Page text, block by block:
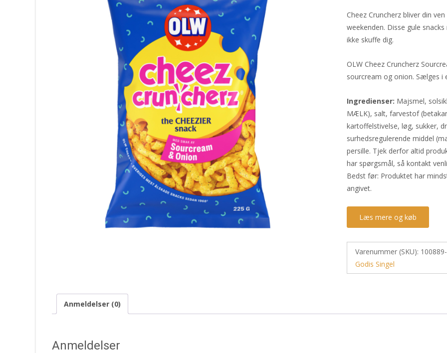
Cheez Cruncherz bliver din
weekenden. Disse gule
ikke skuffe dig.
OLW Cheez Cruncherz
sourcream og onion. Sælges i
Ingredienser: Majsmel,
MÆLK), salt, farvestof
kartoffelstivelse, løg, sukker,
surhedsregulerende middel
persille. Tjek derfor altid
har spørgsmål, så kontakt
Bedst før: Produktet har
angivet.
Læs mere og køb
Varenummer (SKU):
Godis Singel
Anmeldelser (0)
Anmeldelser